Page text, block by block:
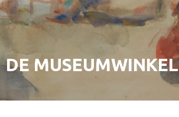
DE MUSEUMWINKEL